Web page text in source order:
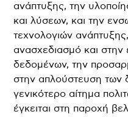
ανάπτυξης, την
και λύσεων, και την
τεχνολογιών
ανασχεδιασμό και
δεδομένων, την
στην απλούστευση των
γενικότερο αίτημα
έγκειται στη παροχή